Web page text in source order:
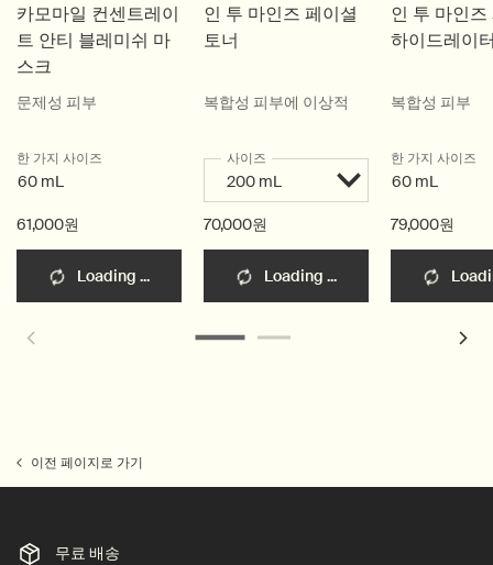
카모마일 컨센트레이
트 안티 블레미쉬 마
스크
문제성 피부
한 가지 사이즈
60 mL
61,000원
Loading ...
인 투 마인즈 페이셜
토너
복합성 피부에 이상적
사이즈
70,000원
Loading ...
인 투 마인즈
하이드레이
복합성 피부
한 가지 사이즈
60 mL
79,000원
이전 페이지로 가기
무료 배송